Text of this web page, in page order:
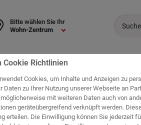
Wohn-Zentrum
Bitte wählen Sie Ihr
& Textil Leuchten
Cookie Richtlinien
Cookies, um Inhalte und Anzeigen zu
Daten zu Ihrer Nutzung unserer Webseite an
mit weiteren Daten auch von
geräteübergreifend verknüpft werden.
erteilen. Die Einwilligung können Sie jederzeit